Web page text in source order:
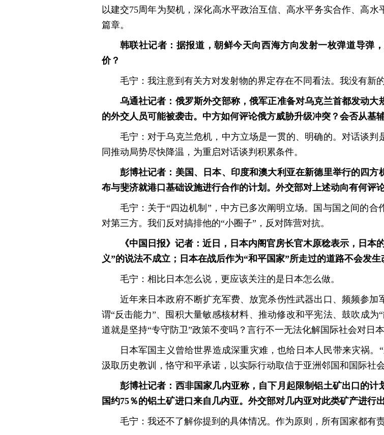
以建交75周年为契机，深化高水平政治互信、高水平务实合作、高
篇章。
韩联社记者：据报道，朝鲜今天向西海方向发射一枚弹道导弹
价？
毛宁：我注意到有关方对发射物的界定存在不同看法。我没有新的
乌通社记者：俄罗斯外交部称，俄军正准备对乌克兰首都发动
的外交人员可能被袭击。中方如何评论俄方威胁升级冲突？会否从基
毛宁：对于乌克兰危机，中方立场是一贯的、明确的。对话谈
同推动局势尽快降温，为重启对话谈判积累条件。
彭博社记者：美国、日本、印度和澳大利亚在新德里举行的四
布与斐济就港口基础设施进行合作的计划。外交部对上述动向有何评
毛宁：关于“四边机制”，中方已多次阐明立场。国与国之间的
对第三方。我们反对搞排他的“小圈子”，反对阵营对抗。
《中国日报》记者：近日，日本内阁官房长官木原稔表示，日
义”的说法不成立；日本在战后作为“和平国家”所走过的道路不会发
毛宁：相比日本怎么说，更应该关注的是日本怎么做。
近年来日本政府不断扩充军费、放宽杀伤性武器出口、频频参
谓“反击能力”、囤积大量敏感核材料、推动修改和平宪法、鼓吹成
道就是坚持“专守防卫”政策不变吗？言行不一无法化解国际社会对日本
日本军国主义曾给世界造成深重灾难，也给日本人民带来灾祸
汲取历史教训，恪守和平承诺，以实际行动取信于亚洲邻国和国际社会
彭博社记者：西非国家几内亚称，自下月起限制铝土矿出口的
国约75％的铝土矿进口来自几内亚。外交部对几内亚对此类矿产进行
毛宁：我还不了解你提到的具体情况。作为原则，所有国家都有